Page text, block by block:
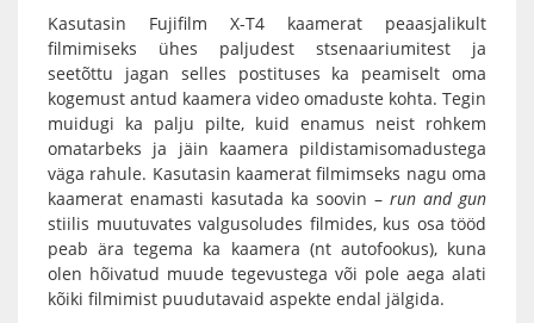
Kasutasin Fujifilm X-T4 kaamerat peaasjalikult
filmimiseks ühes paljudest stsenaariumitest ja
seetõttu jagan selles postituses ka peamiselt oma
kogemust antud kaamera video omaduste kohta. Tegin
muidugi ka palju pilte, kuid enamus neist rohkem
omatarbeks ja jäin kaamera pildistamisomadustega
väga rahule. Kasutasin kaamerat filmimseks nagu oma
kaamerat enamasti kasutada ka soovin – run and gun
stiilis muutuvates valgusoludes filmides, kus osa tööd
peab ära tegema ka kaamera (nt autofookus), kuna
olen hõivatud muude tegevustega või pole aega alati
kõiki filmimist puudutavaid aspekte endal jälgida.